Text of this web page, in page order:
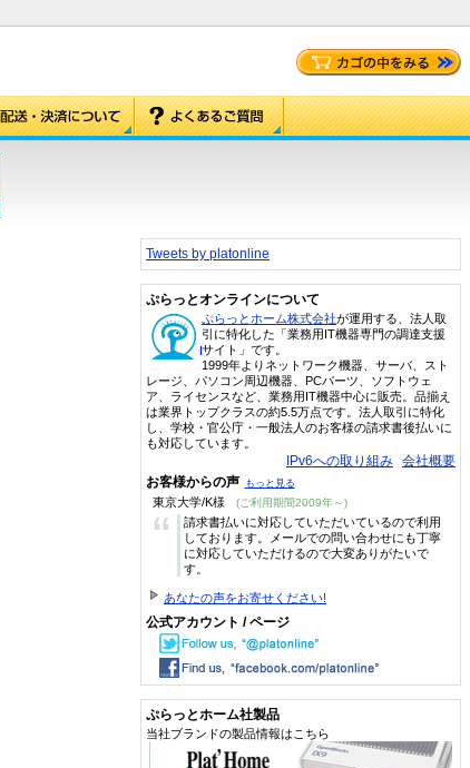
Tweets by platonline
ぷらっとオンラインについて
ぷらっとホーム株式会社が運用する、法人取
引に特化した「業務用IT機器専門の調達支援
サイト」です。
1999年よりネットワーク機器、サーバ、スト
レージ、パソコン周辺機器、PCパーツ、ソフトウェ
ア、ライセンスなど、業務用IT機器中心に販売。品揃え
は業界トップクラスの約5.5万点です。法人取引に特化
し、学校・官公庁・一般法人のお客様の請求書後払いに
も対応しています。
IPv6への取り組み 会社概要
お客様からの声 もっと見る
東京大学/K様 (ご利用期間2009年～)
“
請求書払いに対応していただいているので利用
しております。メールでの問い合わせにも丁寧
に対応していただけるので大変ありがたいで
す。
あなたの声をお寄せください!
公式アカウント / ページ
ぷらっとホーム社製品
当社ブランドの製品情報はこちら